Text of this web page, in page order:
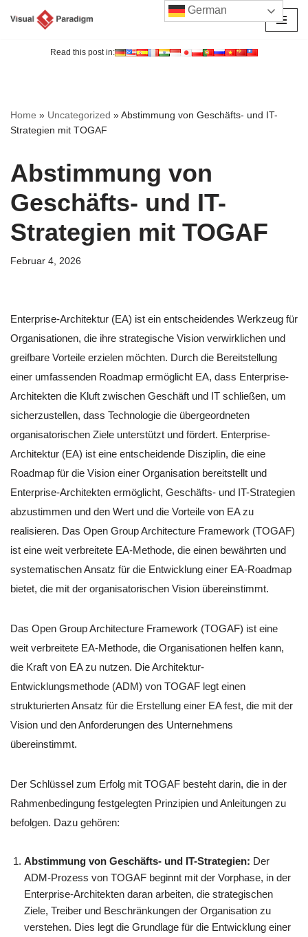
Read this post in:
Home » Uncategorized »Abstimmung von Geschäfts- und IT-
Strategien mit TOGAF
Abstimmung von
Geschäfts- und IT-
Strategien mit TOGAF
Februar 4, 2026
Enterprise-Architektur (EA) ist ein entscheidendes Werkzeug für
Organisationen, die ihre strategische Vision verwirklichen und
greifbare Vorteile erzielen möchten. Durch die Bereitstellung
einer umfassenden Roadmap ermöglicht EA, dass Enterprise-
Architekten die Kluft zwischen Geschäft und IT schließen, um
sicherzustellen, dass Technologie die übergeordneten
organisatorischen Ziele unterstützt und fördert. Enterprise-
Architektur (EA) ist eine entscheidende Disziplin, die eine
Roadmap für die Vision einer Organisation bereitstellt und
Enterprise-Architekten ermöglicht, Geschäfts- und IT-Strategien
abzustimmen und den Wert und die Vorteile von EA zu
realisieren. Das Open Group Architecture Framework (TOGAF)
ist eine weit verbreitete EA-Methode, die einen bewährten und
systematischen Ansatz für die Entwicklung einer EA-Roadmap
bietet, die mit der organisatorischen Vision übereinstimmt.
Das Open Group Architecture Framework (TOGAF) ist eine
weit verbreitete EA-Methode, die Organisationen helfen kann,
die Kraft von EA zu nutzen. Die Architektur-
Entwicklungsmethode (ADM) von TOGAF legt einen
strukturierten Ansatz für die Erstellung einer EA fest, die mit der
Vision und den Anforderungen des Unternehmens
übereinstimmt.
Der Schlüssel zum Erfolg mit TOGAF besteht darin, die in der
Rahmenbedingung festgelegten Prinzipien und Anleitungen zu
befolgen. Dazu gehören:
Abstimmung von Geschäfts- und IT-Strategien: Der
ADM-Prozess von TOGAF beginnt mit der Vorphase, in der
Enterprise-Architekten daran arbeiten, die strategischen
Ziele, Treiber und Beschränkungen der Organisation zu
verstehen. Dies legt die Grundlage für die Entwicklung einer
German